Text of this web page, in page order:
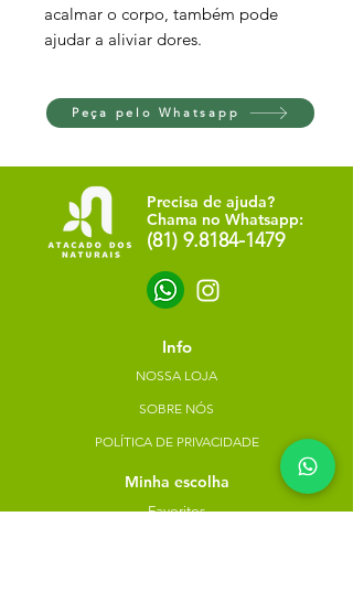
acalmar o corpo, também pode
ajudar a aliviar dores.
Peça pelo Whatsapp
Precisa de ajuda?
Chama no Whatsapp:
(81) 9.8184-1479
Info
NOSSA LOJA
SOBRE NÓS
POLÍTICA DE PRIVACIDADE
Minha escolha
Favoritos